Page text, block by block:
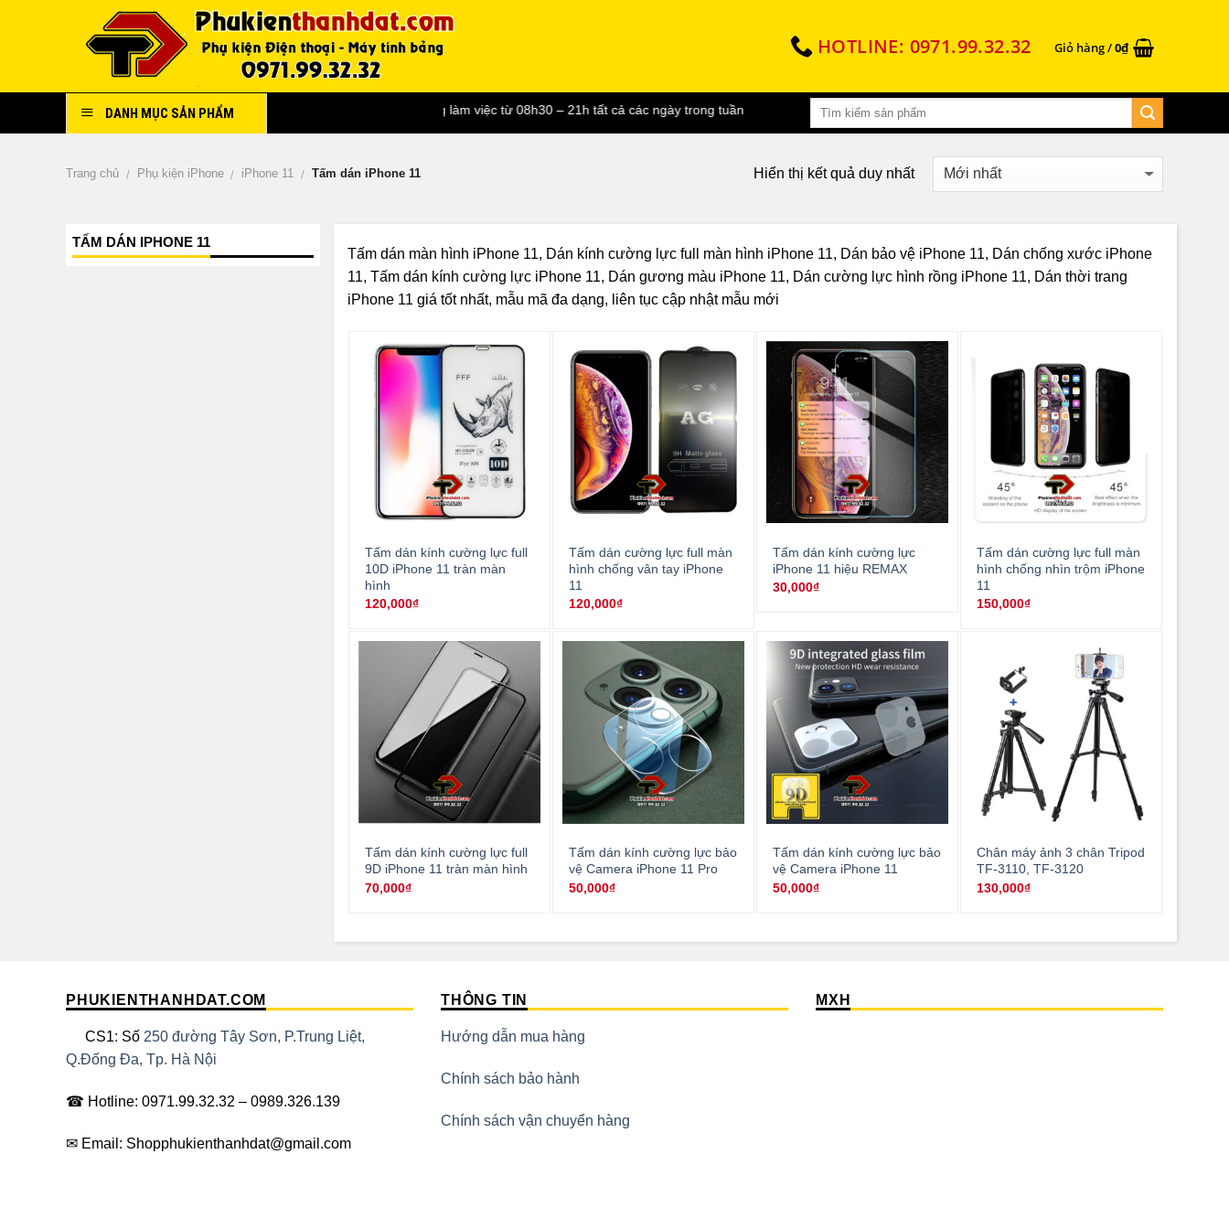
HOTLINE: 0971.99.32.32 Giỏ hàng /0₫
DANH MỤC SẢN PHẨM Cửa hàng làm việc từ 08h30 – 21h tất cả các ngày trong tuần
Trang chủ / Phụ kiện iPhone / iPhone 11 / Tấm dán iPhone 11 Hiển thị kết quả duy nhất
TẤM DÁN IPHONE 11
Tấm dán màn hình iPhone 11, Dán kính cường lực full màn hình iPhone 11, Dán bảo vệ iPhone 11, Dán chống xước iPhone
11, Tấm dán kính cường lực iPhone 11, Dán gương màu iPhone 11, Dán cường lực hình rồng iPhone 11, Dán thời trang
iPhone 11 giá tốt nhất, mẫu mã đa dạng, liên tục cập nhật mẫu mới
Tấm dán kính cường lực full
10D iPhone 11 tràn màn
hình
120,000₫
Tấm dán cường lực full màn
hình chống vân tay iPhone
11
120,000₫
Tấm dán kính cường lực
iPhone 11 hiệu REMAX
30,000₫
Tấm dán cường lực full màn
hình chống nhìn trộm iPhone
11
150,000₫
Tấm dán kính cường lực full
9D iPhone 11 tràn màn hình
70,000₫
Tấm dán kính cường lực bảo
vệ Camera iPhone 11 Pro
50,000₫
Tấm dán kính cường lực bảo
vệ Camera iPhone 11
50,000₫
Chân máy ảnh 3 chân Tripod
TF-3110, TF-3120
130,000₫
PHUKIENTHANHDAT.COM
CS1: Số 250 đường Tây Sơn, P.Trung Liệt,
Q.Đống Đa, Tp. Hà Nội
☎ Hotline: 0971.99.32.32 – 0989.326.139
✉ Email: Shopphukienthanhdat@gmail.com
THÔNG TIN
Hướng dẫn mua hàng
Chính sách bảo hành
Chính sách vận chuyển hàng
MXH